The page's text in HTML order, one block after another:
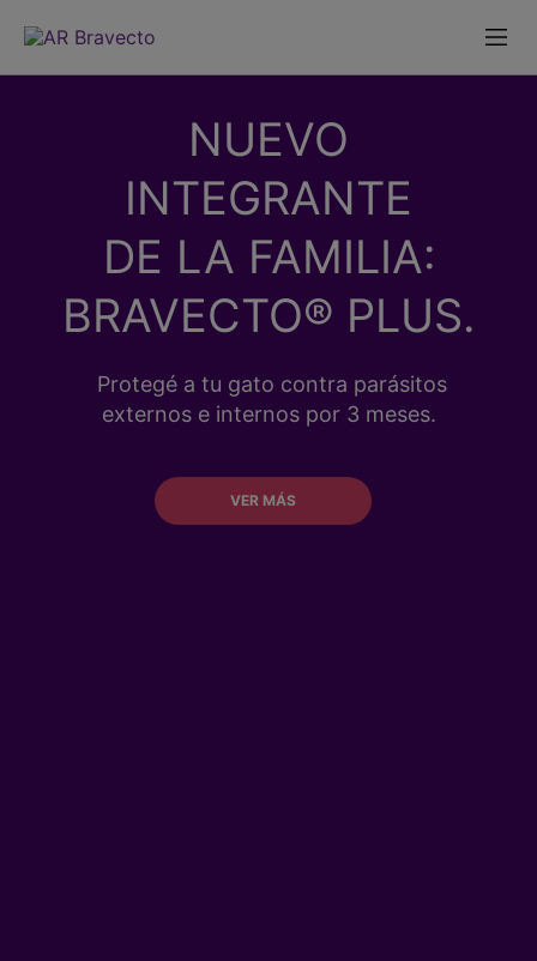
Content
Footer
NUEVO
INTEGRANTE
DE LA FAMILIA:
BRAVECTO® PLUS.
Protegé a tu gato contra parásitos
externos e internos por 3 meses.
VER MÁS